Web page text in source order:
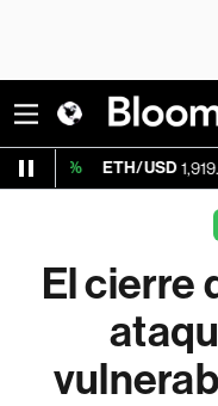
USD 1,919.558
El cierre